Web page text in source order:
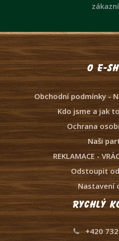
O e-
Obchodní podmínky -
Kdo jsme a jak
Ochrana
Naši
REKLAMACE -
Odstoupit
Nastavení
Rychlý
+420